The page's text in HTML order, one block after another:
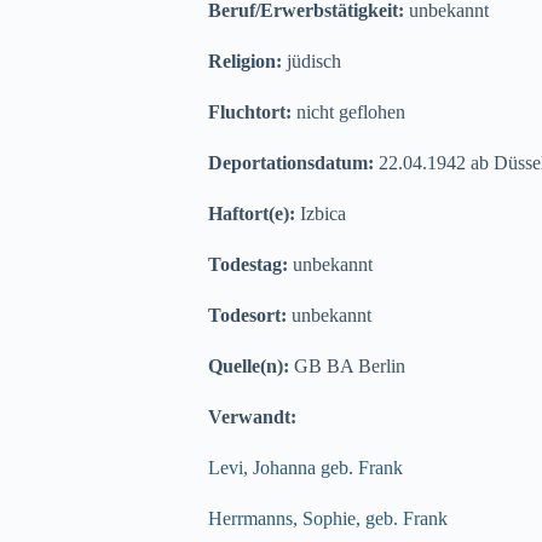
Beruf/Erwerbstätigkeit: unbekannt
Religion: jüdisch
Fluchtort: nicht geflohen
Deportationsdatum: 22.04.1942 ab
Haftort(e): Izbica
Todestag: unbekannt
Todesort: unbekannt
Quelle(n): GB BA Berlin
Verwandt:
Levi, Johanna geb. Frank
Herrmanns, Sophie, geb. Frank